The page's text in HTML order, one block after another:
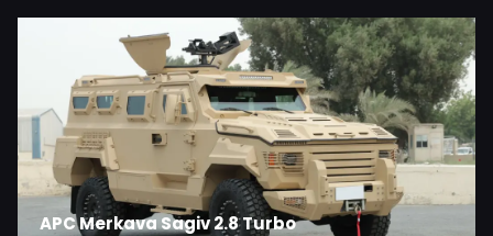
APC Merkava Sagiv 2.8 Turbo